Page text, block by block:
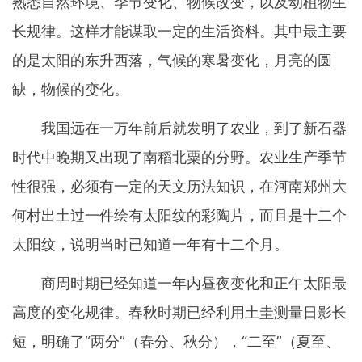
长规律。这样才能谋取一定的生活资料。其中最主要
的是太阳的东升西落，气候的寒暑变化，月亮的圆
缺，物候的变化。
我国远在一万年前后就发明了农业，到了新石器
时代中晚期又出现了南稻北粟的分野。农业生产季节
性很强，必须有一定的天文历法知识，在河南郑州大
何村出土过一件绘有太阳纹的彩陶片，而且是十二个
太阳纹，说明当时已知道一年有十二个月。
商周时期已经知道一年内昼夜变化和正午太阳最
高度的变化规律。春秋时期已经利用土圭测量日影长
短，明确了“两分”（春分、秋分），“二至”（夏至、